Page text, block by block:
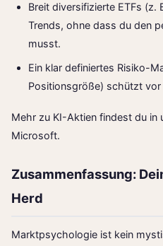
Breit diversifizierte ETFs (z.
Trends, ohne dass du den
musst.
Ein klar definiertes Risiko-
Positionsgröße) schützt vor
Mehr zu KI-Aktien findest du in
Microsoft.
Zusammenfassung:
Herd
Marktpsychologie ist kein